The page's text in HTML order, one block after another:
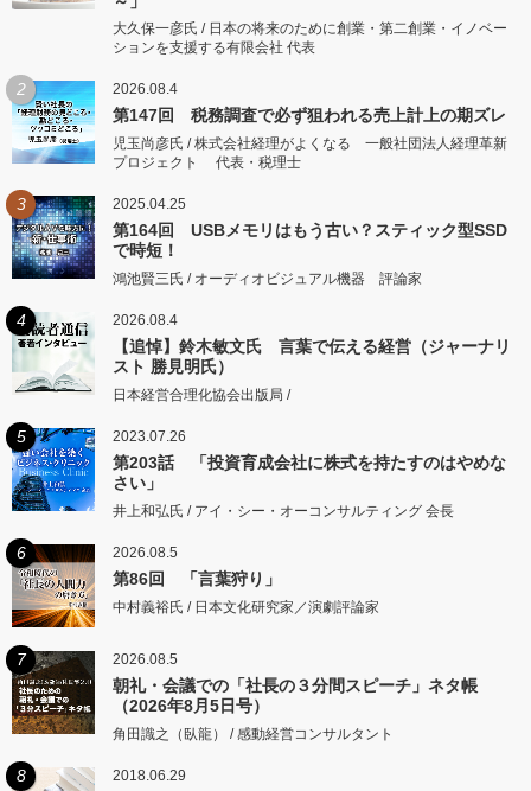
大久保一彦氏 / 日本の将来のために創業・第二創業・イノベー
ションを支援する有限会社 代表
2 2026.08.4
第147回 税務調査で必ず狙われる売上計上の期ズレ
児玉尚彦氏 / 株式会社経理がよくなる 一般社団法人経理革新
プロジェクト 代表・税理士
3 2025.04.25
第164回 USBメモリはもう古い？スティック型SSD
で時短！
鴻池賢三氏 / オーディオビジュアル機器 評論家
4 2026.08.4
【追悼】鈴木敏文氏 言葉で伝える経営（ジャーナリ
スト 勝見明氏）
日本経営合理化協会出版局 /
5 2023.07.26
第203話 「投資育成会社に株式を持たすのはやめな
さい」
井上和弘氏 / アイ・シー・オーコンサルティング 会長
6 2026.08.5
第86回 「言葉狩り」
中村義裕氏 / 日本文化研究家／演劇評論家
7 2026.08.5
朝礼・会議での「社長の３分間スピーチ」ネタ帳
（2026年8月5日号）
角田識之（臥龍） / 感動経営コンサルタント
8 2018.06.29